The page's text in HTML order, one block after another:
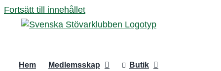
Fortsätt till innehållet
Hem Medlemsskap Butik